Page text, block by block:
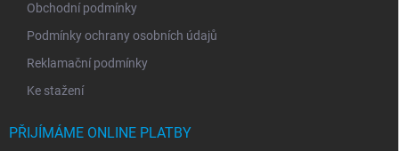
Obchodní podmínky
Podmínky ochrany osobních údajů
Reklamační podmínky
Ke stažení
PŘIJÍMÁME ONLINE PLATBY